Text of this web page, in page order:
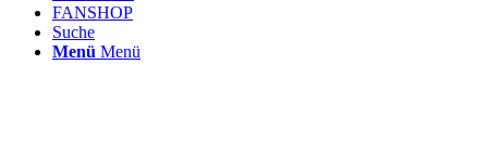
FANSHOP
Suche
Menü Menü